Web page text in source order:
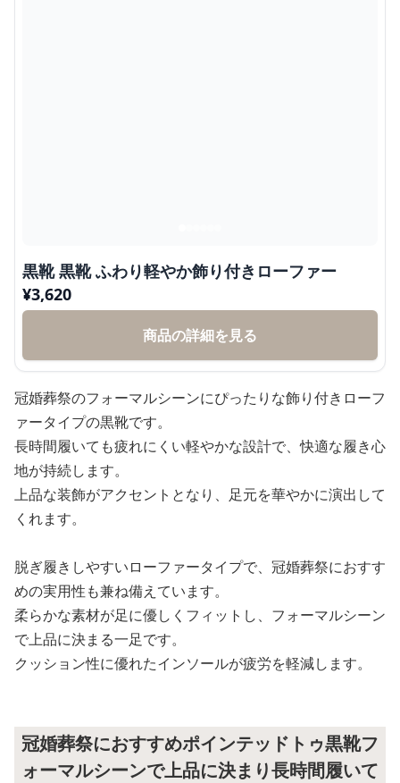
黒靴 黒靴 ふわり軽やか飾り付きローファー
¥3,620
商品の詳細を見る
冠婚葬祭のフォーマルシーンにぴったりな飾り付きローフ
ァータイプの黒靴です。
長時間履いても疲れにくい軽やかな設計で、快適な履き心
地が持続します。
上品な装飾がアクセントとなり、足元を華やかに演出して
くれます。
脱ぎ履きしやすいローファータイプで、冠婚葬祭におすす
めの実用性も兼ね備えています。
柔らかな素材が足に優しくフィットし、フォーマルシーン
で上品に決まる一足です。
クッション性に優れたインソールが疲労を軽減します。
冠婚葬祭におすすめポインテッドトゥ黒靴フ
ォーマルシーンで上品に決まり長時間履いて